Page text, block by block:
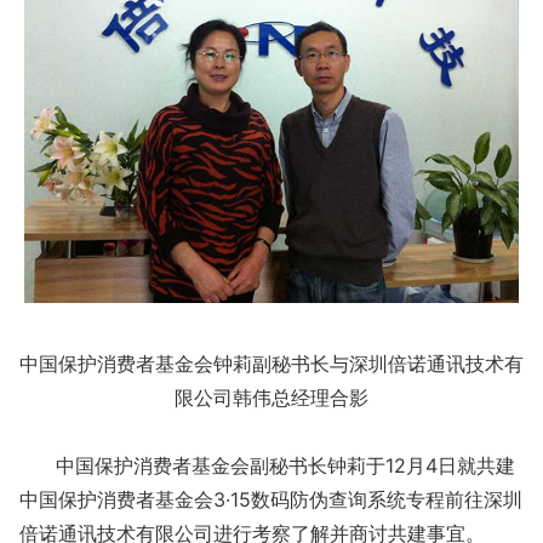
中国保护消费者基金会钟莉副秘书长与深圳倍诺通讯技术有
限公司韩伟总经理合影
中国保护消费者基金会副秘书长钟莉于12月4日就共建
中国保护消费者基金会3·15数码防伪查询系统专程前往深圳
倍诺通讯技术有限公司进行考察了解并商讨共建事宜。